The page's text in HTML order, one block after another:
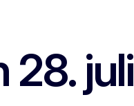
28. juli